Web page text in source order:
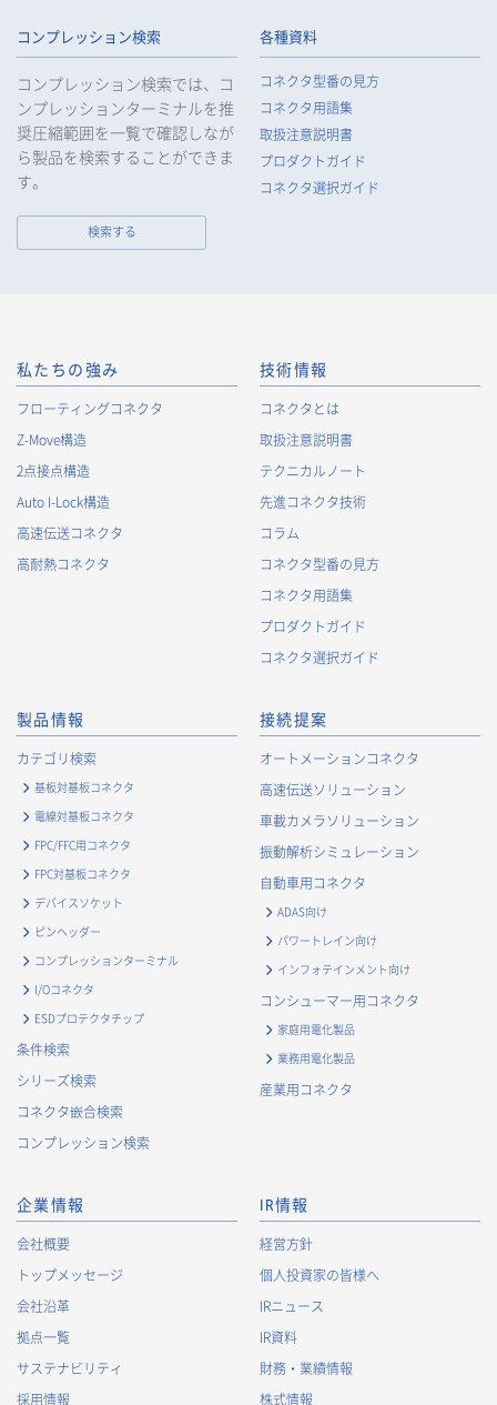
個人情報の取得
当社は、当社サービスの提供にあたり、お客様等の氏名、住
所、電話番号、電子メールアドレス、勤務先情報（所属会社
名、所属部署名、役職、住所、電話（FAX）番号等）、性別、銀
行口座情報等の個人情報を取得します。当社は、適正に個人情
報を取得し、偽りその他不正の手段により取得することはいた
なお、当社は、Cookieおよびその他のトラッキング技術（例え
ばWebビーコン）を使用して、IPアドレス等の識別子を含む、
られる場合のCookie情報は、後掲及びCookieポリシーに従って
取り扱います。https://www.irisoele.com/jp/cookie/
2. 個人情報の利用目的
当社が取得する個人情報の利用目的は、次の通りです。当社
は、次の利用目的を、関連性を有すると合理的に認められる範
囲で変更することがあり、変更した場合には、変更された利用
お客様に対する当社製品のご案内のため
お客様に対するキャンペーン、イベント開催案内等の情報
等、お客様へのサービス向上のため
・
お客様の情報管理のため
・
お客様との取引の進捗状況を管理するため
・
お客様に対してアンケートを実施するため
・
お客様からのお問合せに対して対応するため
・
マーケティング調査及び分析のため
お取引先および業務上関係する他社・団体・官公庁の方に関す
る個人情報
・
お問い合わせ対応、商談、打合せ等業務上必要な対応およ
・
契約の履行または事業上必要な取引先情報の管理のため
・
当社事業および取引に関するアンケート調査等への協力依
・
官公庁・各種業界団体等への報告・届出のため
採用応募者に関する個人情報
・
採用選考のため
・
当社における採用業務管理のため
・
その他、法令の定め、または法的権限のある当局の法令に
基づく命令・指導等に従った対応
コンプレッション検索
コンプレッション検索では、コ
ンプレッションターミナルを推
奨圧縮範囲を一覧で確認しなが
ら製品を検索することができま
す。
検索する
各種資料
コネクタ型番の見方
コネクタ用語集
取扱注意説明書
プロダクトガイド
コネクタ選択ガイド
私たちの強み
フローティングコネクタ
Z-Move構造
2点接点構造
Auto I-Lock構造
高速伝送コネクタ
高耐熱コネクタ
技術情報
コネクタとは
取扱注意説明書
テクニカルノート
先進コネクタ技術
コラム
コネクタ型番の見方
コネクタ用語集
プロダクトガイド
コネクタ選択ガイド
製品情報
カテゴリ検索
基板対基板コネクタ
電線対基板コネクタ
FPC/FFC用コネクタ
FPC対基板コネクタ
デバイスソケット
ピンヘッダー
コンプレッションターミナル
I/Oコネクタ
ESDプロテクタチップ
条件検索
シリーズ検索
コネクタ嵌合検索
コンプレッション検索
接続提案
オートメーションコネクタ
高速伝送ソリューション
車載カメラソリューション
振動解析シミュレーション
自動車用コネクタ
ADAS向け
パワートレイン向け
インフォテインメント向け
コンシューマー用コネクタ
家庭用電化製品
業務用電化製品
産業用コネクタ
企業情報
会社概要
トップメッセージ
会社沿革
拠点一覧
サステナビリティ
採用情報
IR情報
経営方針
個人投資家の皆様へ
IRニュース
IR資料
財務・業績情報
株式情報